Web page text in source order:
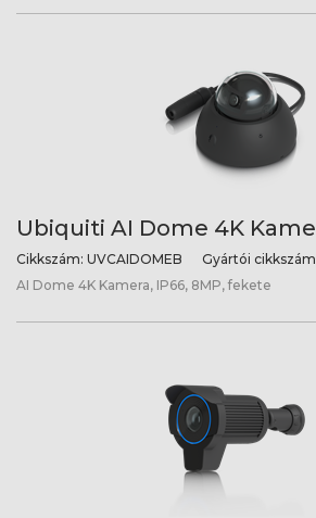
Ubiquiti AI Dome 4K
Cikkszám: UVCAIDOMEB Gyártói
AI Dome 4K Kamera, IP66, 8MP, fekete